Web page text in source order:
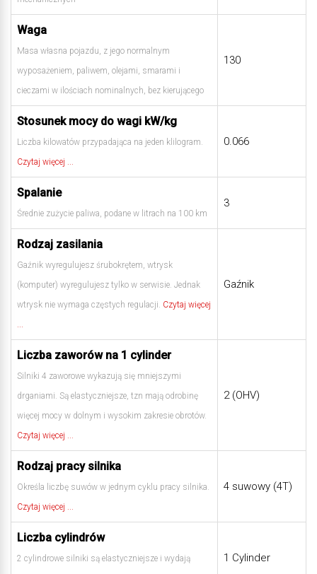
Waga
Masa własna pojazdu, z jego normalnym
wyposażeniem, paliwem, olejami, smarami i
cieczami w ilościach nominalnych, bez kierującego
130
Stosunek mocy do wagi kW/kg
Liczba kilowatów przypadająca na jeden klilogram.
Czytaj więcej ...
0.066
Spalanie
Średnie zużycie paliwa, podane w litrach na 100 km
3
Rodzaj zasilania
Gaźnik wyregulujesz śrubokrętem, wtrysk
(komputer) wyregulujesz tylko w serwisie. Jednak
wtrysk nie wymaga częstych regulacji. Czytaj więcej
...
Gaźnik
Liczba zaworów na 1 cylinder
Silniki 4 zaworowe wykazują się mniejszymi
drganiami. Są elastyczniejsze, tzn mają odrobinę
więcej mocy w dolnym i wysokim zakresie obrotów.
Czytaj więcej ...
2 (OHV)
Rodzaj pracy silnika
Określa liczbę suwów w jednym cyklu pracy silnika.
Czytaj więcej ...
4 suwowy (4T)
Liczba cylindrów
2 cylindrowe silniki są elastyczniejsze i wydają
1 Cylinder